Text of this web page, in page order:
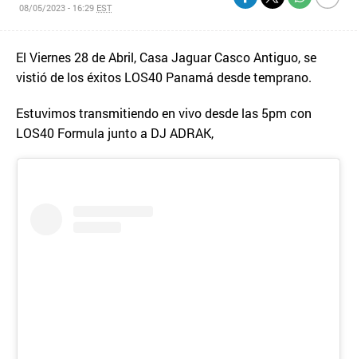
08/05/2023 - 16:29 EST
El Viernes 28 de Abril, Casa Jaguar Casco Antiguo, se
vistió de los éxitos LOS40 Panamá desde temprano.
Estuvimos transmitiendo en vivo desde las 5pm con
LOS40 Formula junto a DJ ADRAK,